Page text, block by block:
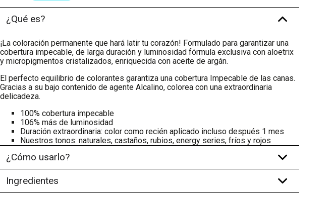
¿Qué es? -
¡La coloración permanente que hará latir tu corazón! Formulado para garantizar una
cobertura impecable, de larga duración y luminosidad fórmula exclusiva con aloetrix
y micropigmentos cristalizados, enriquecida con aceite de argán.
El perfecto equilibrio de colorantes garantiza una cobertura Impecable de las canas.
Gracias a su bajo contenido de agente Alcalino, colorea con una extraordinaria
delicadeza.
100% cobertura impecable
106% más de luminosidad
Duración extraordinaria: color como recién aplicado incluso después 1 mes
Nuestros tonos: naturales, castaños, rubios, energy series, fríos y rojos
¿Cómo usarlo? +
Ingredientes +